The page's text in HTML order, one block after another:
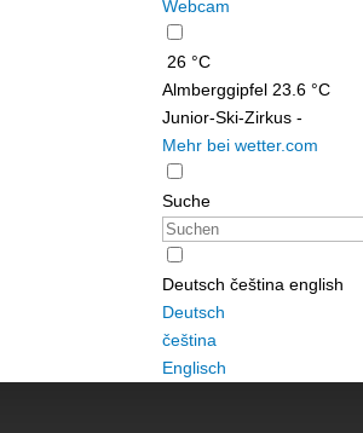
Webcam
26 °C
Almberggipfel 23.6 °C
Junior-Ski-Zirkus -
Mehr bei wetter.com
Suche
Deutsch čeština english
Deutsch
čeština
Englisch